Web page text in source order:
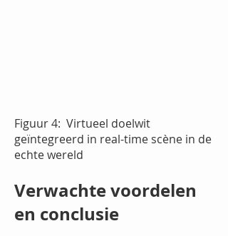
Figuur 4: Virtueel doelwit
geïntegreerd in real-time scène in de
echte wereld
Verwachte voordelen
en conclusie